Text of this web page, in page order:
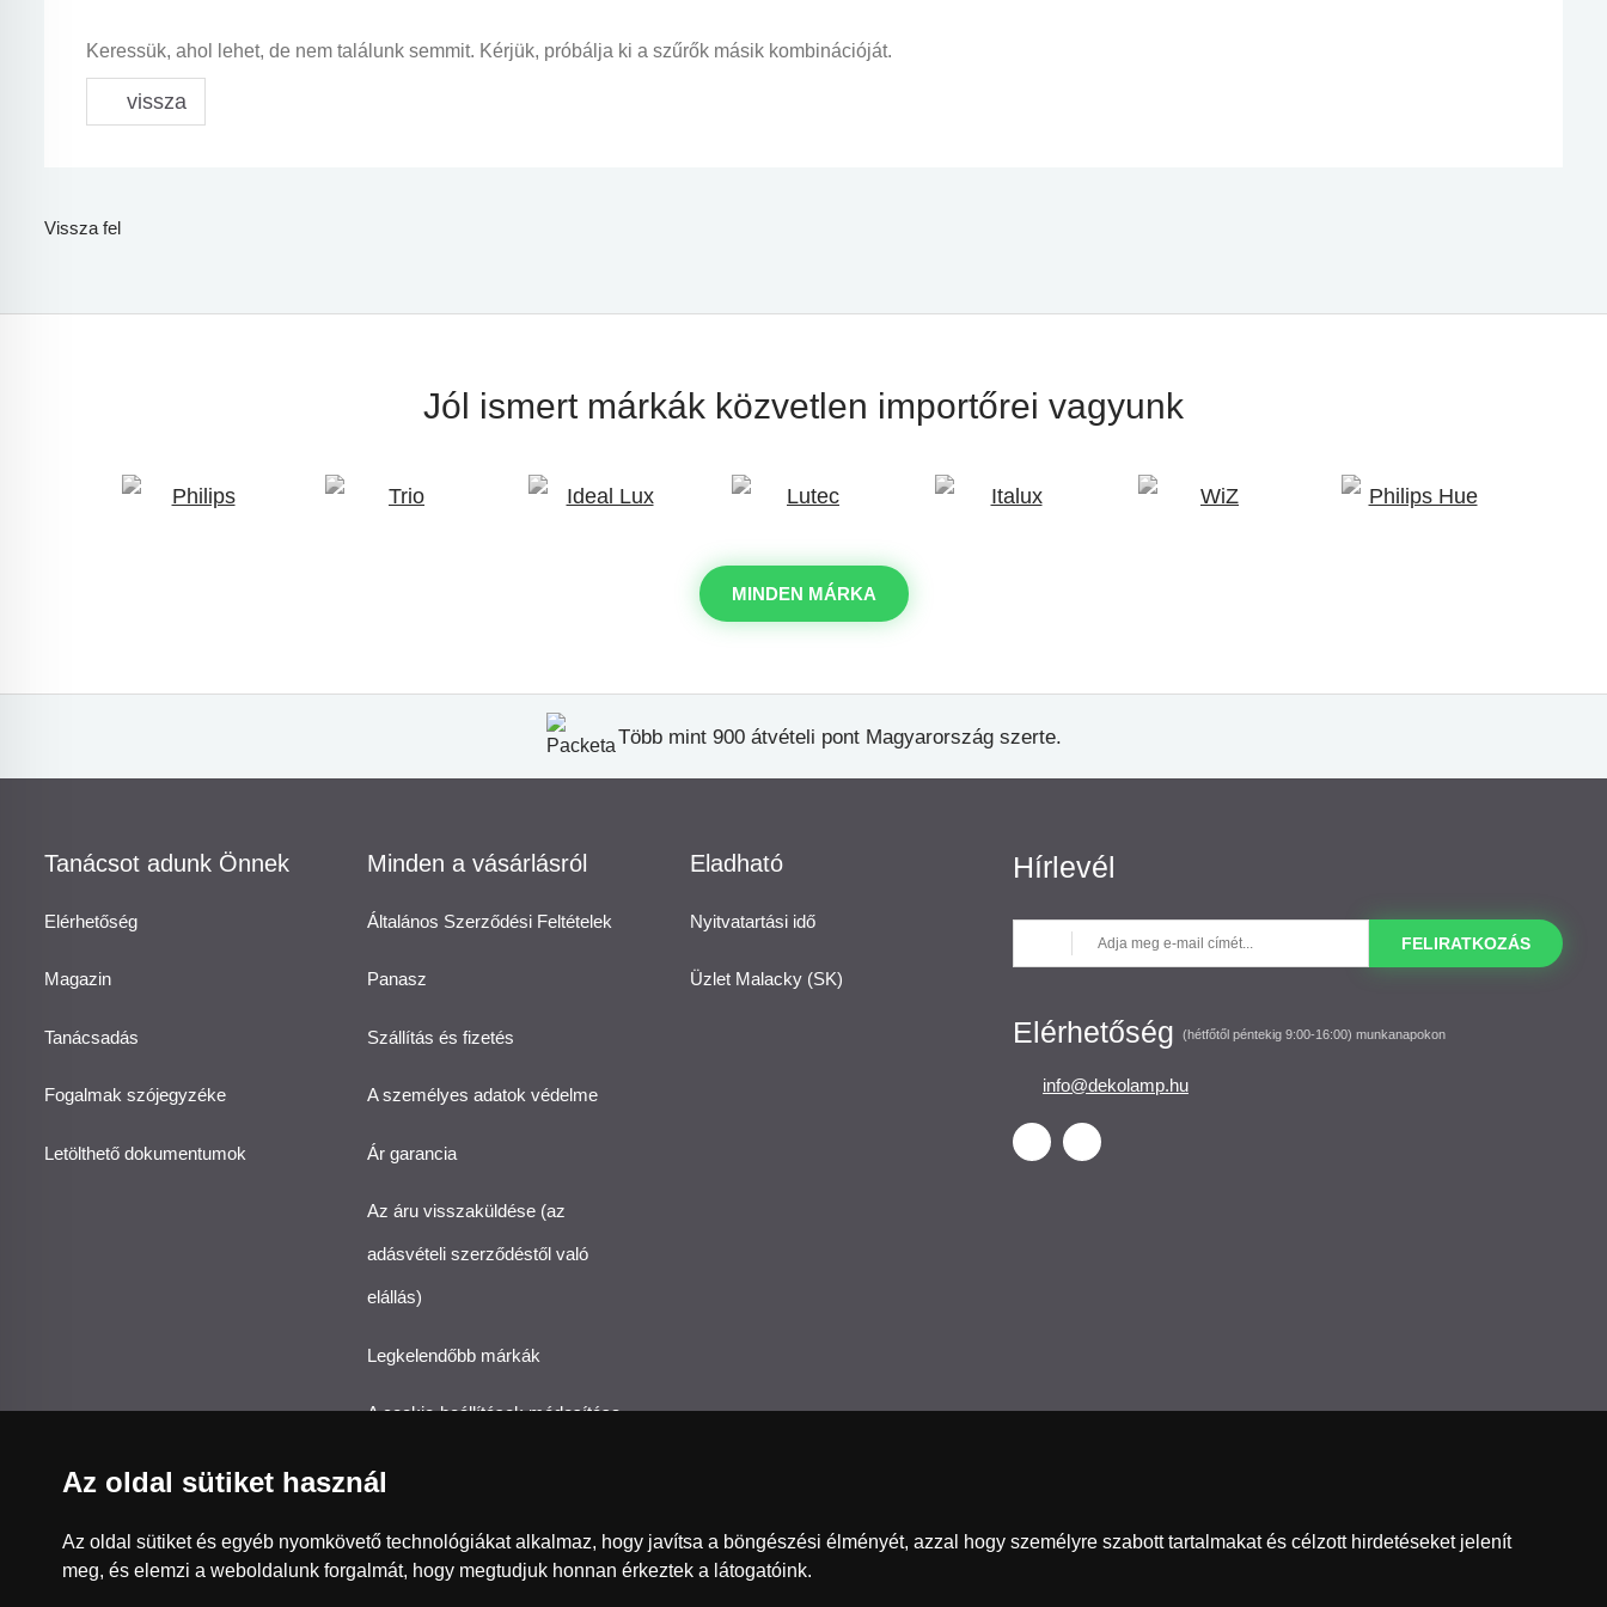
Keressük, ahol lehet, de nem találunk semmit. Kérjük, próbálja ki a szűrők másik kombinációját.
vissza
Vissza fel
Jól ismert márkák közvetlen importőrei vagyunk
MINDEN MÁRKA
Több mint 900 átvételi pont Magyarország szerte.
Tanácsot adunk Önnek
Elérhetőség
Magazin
Tanácsadás
Fogalmak szójegyzéke
Letölthető dokumentumok
Minden a vásárlásról
Általános Szerződési Feltételek
Panasz
Szállítás és fizetés
A személyes adatok védelme
Ár garancia
Az áru visszaküldése (az
adásvételi szerződéstől való
elállás)
Legkelendőbb márkák
A cookie-beállítások módosítása
Eladható
Nyitvatartási idő
Üzlet Malacky (SK)
Hírlevél
FELIRATKOZÁS
Elérhetőség (hétfőtől péntekig 9:00-16:00) munkanapokon
info@dekolamp.hu
Slovensko Deutschland Magyarország Österreich België
Az oldal sütiket használ
Az oldal sütiket és egyéb nyomkövető technológiákat alkalmaz, hogy javítsa a böngészési élményét, azzal hogy személyre szabott tartalmakat és célzott hirdetéseket jelenít
meg, és elemzi a weboldalunk forgalmát, hogy megtudjuk honnan érkeztek a látogatóink.